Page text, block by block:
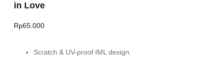
in Love
Rp65.000
Scratch & UV-proof IML design.